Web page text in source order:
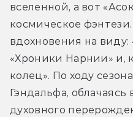
вселенной, а вот
космическое
вдохновения на
«Хроники Нарнии» и,
колец». По ходу
Гэндальфа,
духовного